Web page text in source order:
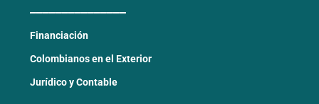
Financiación
Colombianos en el Exterior
Jurídico y Contable